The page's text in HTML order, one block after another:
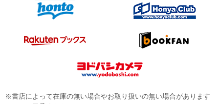
※書店によって在庫の無い場合やお取り扱いの無い場合があります